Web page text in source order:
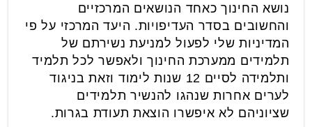
נושא החינוך כאחד הנושאים המרכזיים
והחשובים בסדר העדיפויות. היעד המרכזי על פי
המדיניות שלי לפעול למניעת נשירתם של
תלמידים ממערכת החינוך ולאפשר לכל תלמיד
ותלמידה לסיים 12 שנות לימוד וזאת בניגוד
לערים אחרות שנהגו להנשיר תלמידים
שציוניהם לא איפשרו הוצאת תעודת בגרות.